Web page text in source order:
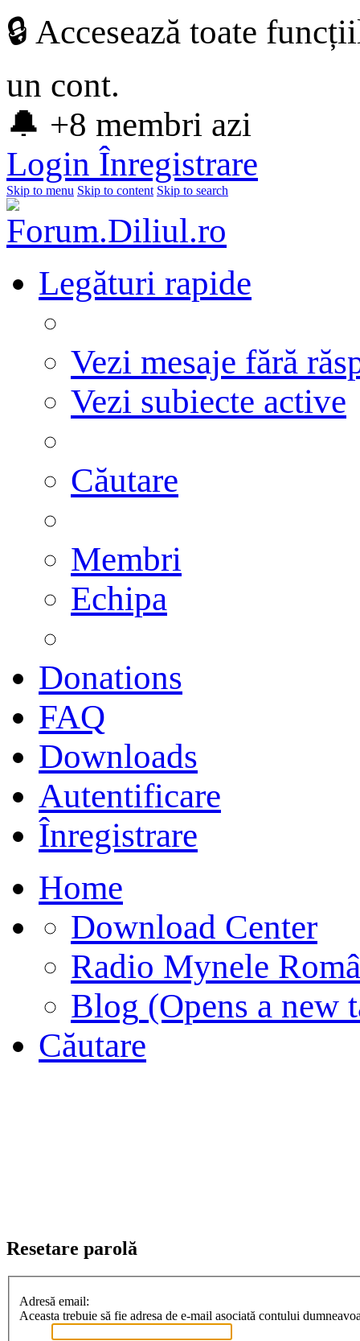
🔒 Accesează toate
un cont.
🔔 +8 membri azi
Login Înregistrare
Skip to menu Skip to content Skip to search
Legături rapide
Vezi mesaje fără
Vezi subiecte active
Căutare
Membri
Echipa
Donations
FAQ
Downloads
Autentificare
Înregistrare
Home
Download Center
Radio Mynele
Blog (Opens a new
Căutare
Resetare parolă
Adresă email:
Aceasta trebuie să fie adresa de e-mail asociată contului